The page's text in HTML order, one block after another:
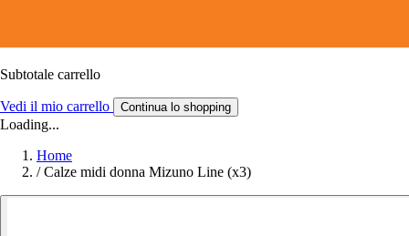
Subtotale carrello
Vedi il mio carrello Continua lo shopping
Loading...
Home
/ Calze midi donna Mizuno Line (x3)